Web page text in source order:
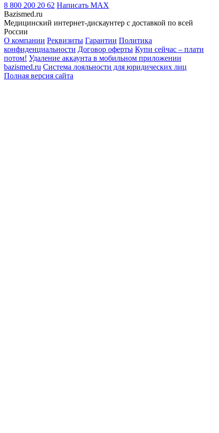
8 800 200 20 62 Написать MAX
Bazismed.ru
Медицинский интернет-дискаунтер с доставкой по всей
России
О компании Реквизиты Гарантии Политика
конфиденциальности Договор оферты Купи сейчас – плати
потом! Удаление аккаунта в мобильном приложении
bazismed.ru Система лояльности для юридических лиц
Полная версия сайта